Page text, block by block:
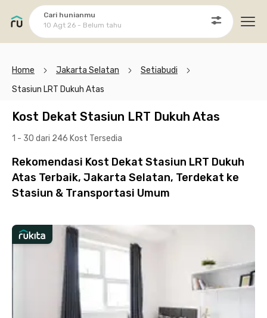
Cari hunianmu
10 Agt 26 - Belum tahu
Home Jakarta Selatan
Setiabudi
Stasiun LRT Dukuh Atas
Kost Dekat Stasiun LRT Dukuh Atas
1 - 30 dari 246 Kost Tersedia
Rekomendasi Kost Dekat Stasiun LRT Dukuh
Atas Terbaik, Jakarta Selatan, Terdekat ke
Stasiun & Transportasi Umum